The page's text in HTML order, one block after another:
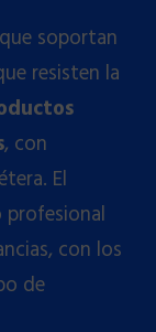
soportan
resisten la
, con
El
con los
de